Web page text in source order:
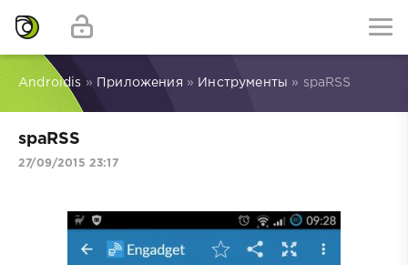
Androidis » Приложения » Инструменты » spaRSS
spaRSS
27/09/2015 23:17